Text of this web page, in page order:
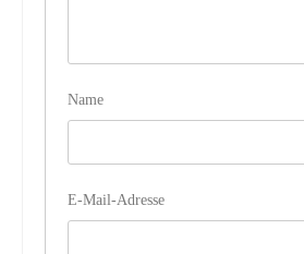
Name
E-Mail-Adresse